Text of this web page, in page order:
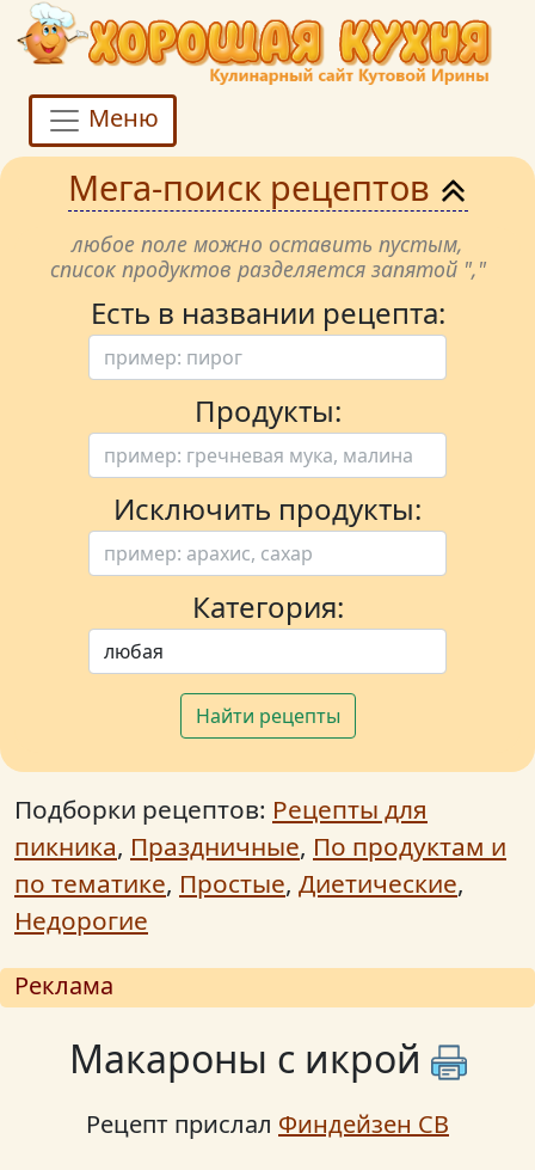
Меню
Мега-поиск рецептов
любое поле можно оставить пустым,
список продуктов разделяется запятой ","
Есть в названии рецепта:
Продукты:
Исключить продукты:
Категория:
Найти рецепты
Подборки рецептов: Рецепты для
пикника, Праздничные, По продуктам и
по тематике, Простые, Диетические,
Недорогие
Реклама
Макароны с икрой
Рецепт прислал Финдейзен СВ